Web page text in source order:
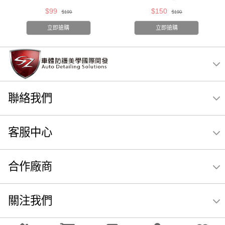
$99 $199
立即搶購
$150 $190
立即搶購
聯絡我們
客服中心
合作廠商
關注我們